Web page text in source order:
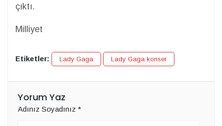
çıktı.
Milliyet
Etiketler: Lady Gaga Lady Gaga konser
Yorum Yaz
Adınız Soyadınız *